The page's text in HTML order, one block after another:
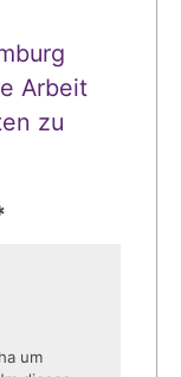
Arbeit
zu
um